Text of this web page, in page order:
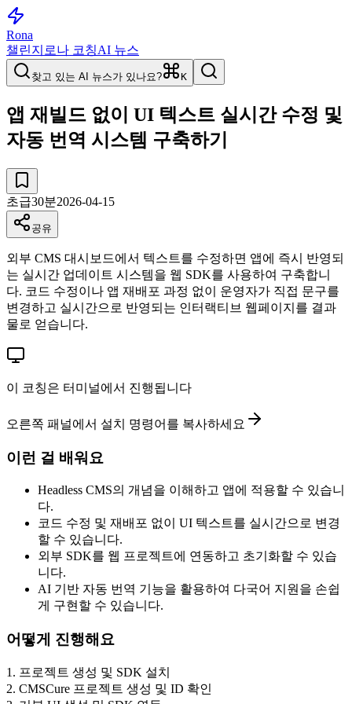
Rona
챌린지 로나 코칭AI 뉴스
찾고 있는 AI 뉴스가 있나요? K
앱 재빌드 없이 UI 텍스트 실시간 수정 및
자동 번역 시스템 구축하기
초급30분2026-04-15
공유
외부 CMS 대시보드에서 텍스트를 수정하면 앱에 즉시 반영되
는 실시간 업데이트 시스템을 웹 SDK를 사용하여 구축합니
다. 코드 수정이나 앱 재배포 과정 없이 운영자가 직접 문구를
변경하고 실시간으로 반영되는 인터랙티브 웹페이지를 결과
물로 얻습니다.
이 코칭은 터미널에서 진행됩니다
오른쪽 패널에서 설치 명령어를 복사하세요
이런 걸 배워요
Headless CMS의 개념을 이해하고 앱에 적용할 수 있습니
다.
코드 수정 및 재배포 없이 UI 텍스트를 실시간으로 변경
할 수 있습니다.
외부 SDK를 웹 프로젝트에 연동하고 초기화할 수 있습
니다.
AI 기반 자동 번역 기능을 활용하여 다국어 지원을 손쉽
게 구현할 수 있습니다.
어떻게 진행해요
1 . 프로젝트 생성 및 SDK 설치
2. CMSCure 프로젝트 생성 및 ID 확인